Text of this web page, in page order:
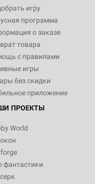
игру
программа
о заказе
товара
с правилами
игры
без скидки
приложение
ПРОЕКТЫ
World
фантастики